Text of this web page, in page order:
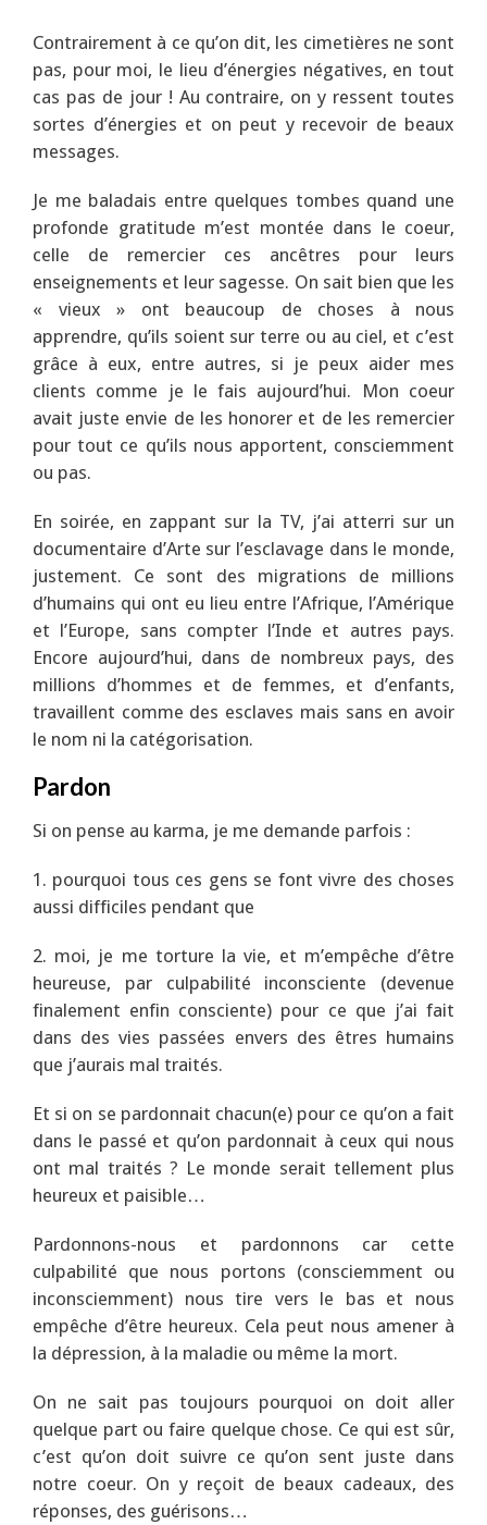
Contrairement à ce qu’on dit, les cimetières ne sont
pas, pour moi, le lieu d’énergies négatives, en tout
cas pas de jour ! Au contraire, on y ressent toutes
sortes d’énergies et on peut y recevoir de beaux
messages.
Je me baladais entre quelques tombes quand une
profonde gratitude m’est montée dans le coeur,
celle de remercier ces ancêtres pour leurs
enseignements et leur sagesse. On sait bien que les
« vieux » ont beaucoup de choses à nous
apprendre, qu’ils soient sur terre ou au ciel, et c’est
grâce à eux, entre autres, si je peux aider mes
clients comme je le fais aujourd’hui. Mon coeur
avait juste envie de les honorer et de les remercier
pour tout ce qu’ils nous apportent, consciemment
ou pas.
En soirée, en zappant sur la TV, j’ai atterri sur un
documentaire d’Arte sur l’esclavage dans le monde,
justement. Ce sont des migrations de millions
d’humains qui ont eu lieu entre l’Afrique, l’Amérique
et l’Europe, sans compter l’Inde et autres pays.
Encore aujourd’hui, dans de nombreux pays, des
millions d’hommes et de femmes, et d’enfants,
travaillent comme des esclaves mais sans en avoir
le nom ni la catégorisation.
Pardon
Si on pense au karma, je me demande parfois :
1. pourquoi tous ces gens se font vivre des choses
aussi difficiles pendant que
2. moi, je me torture la vie, et m’empêche d’être
heureuse, par culpabilité inconsciente (devenue
finalement enfin consciente) pour ce que j’ai fait
dans des vies passées envers des êtres humains
que j’aurais mal traités.
Et si on se pardonnait chacun(e) pour ce qu’on a fait
dans le passé et qu’on pardonnait à ceux qui nous
ont mal traités ? Le monde serait tellement plus
heureux et paisible…
Pardonnons-nous et pardonnons car cette
culpabilité que nous portons (consciemment ou
inconsciemment) nous tire vers le bas et nous
empêche d’être heureux. Cela peut nous amener à
la dépression, à la maladie ou même la mort.
On ne sait pas toujours pourquoi on doit aller
quelque part ou faire quelque chose. Ce qui est sûr,
c’est qu’on doit suivre ce qu’on sent juste dans
notre coeur. On y reçoit de beaux cadeaux, des
réponses, des guérisons…